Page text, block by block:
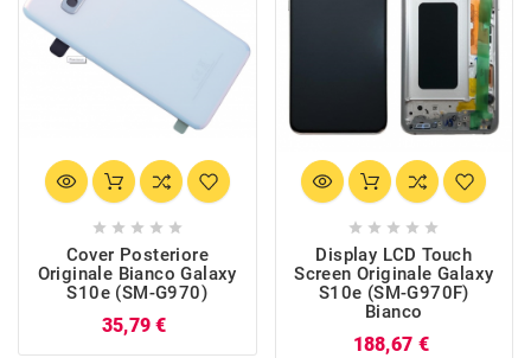
    
Cover Posteriore
Originale Bianco Galaxy
S10e (SM-G970)
35,79 €
    
Display LCD Touch
Screen Originale Galaxy
S10e (SM-G970F)
Bianco
188,67 €